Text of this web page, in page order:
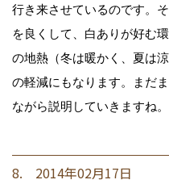
行き来させているのです。
を良くして、白ありが好む
の地熱（冬は暖かく、夏は
の軽減にもなります。まだ
ながら説明していきますね。
8. 2014年02月17日